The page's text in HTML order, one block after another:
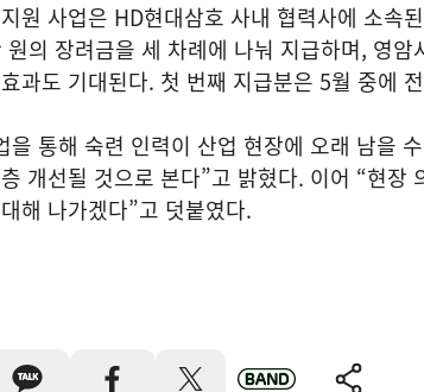
원 사업은 HD현대삼호 사내 협력사에 소속
의 장려금을 세 차례에 나눠 지급하며, 영암
과도 기대된다. 첫 번째 지급분은 5월 중에
을 통해 숙련 인력이 산업 현장에 오래 남을
개선될 것으로 본다”고 밝혔다. 이어 “현장
해 나가겠다”고 덧붙였다.